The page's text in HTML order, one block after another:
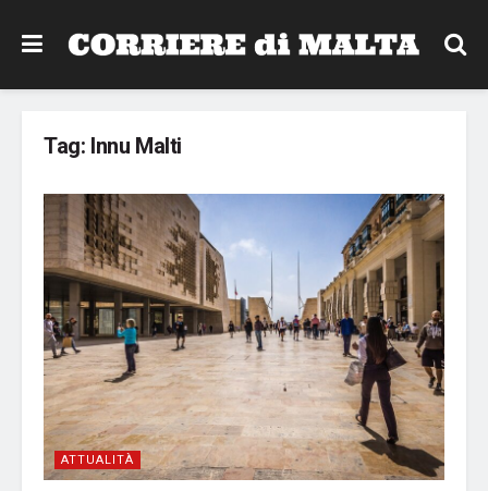
Tag: Innu Malti
ATTUALITÀ